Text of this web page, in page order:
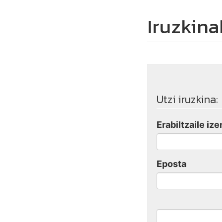
Utzi iruzkina:
Erabiltzaile
Eposta